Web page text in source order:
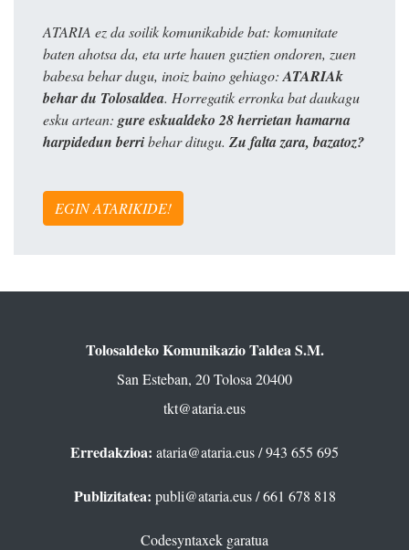
ATARIA ez da soilik komunikabide bat: komunitate
baten ahotsa da, eta urte hauen guztien ondoren, zuen
babesa behar dugu, inoiz baino gehiago:ATARIAk
behar du Tolosaldea. Horregatik erronka bat daukagu
esku artean: gure eskualdeko 28 herrietan hamarna
harpidedun berribehar ditugu. Zu falta zara, bazatoz?
EGIN ATARIKIDE!
Tolosaldeko Komunikazio Taldea S.M.
San Esteban, 20 Tolosa 20400
tkt@ataria.eus
Erredakzioa: ataria@ataria.eus/ 943 655 695
Publizitatea: publi@ataria.eus/ 661 678 818
Codesyntaxek garatua